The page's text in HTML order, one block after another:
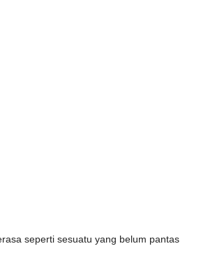
seperti sesuatu yang belum pantas